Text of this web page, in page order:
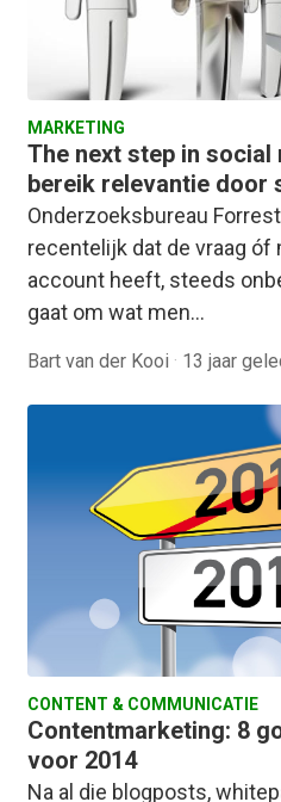
MARKETING
The next step in social
bereik relevantie door
Onderzoeksbureau
recentelijk dat de vraag óf
account heeft, steeds
gaat om wat men…
Bart van der Kooi · 13 jaar
CONTENT & COMMUNICATIE
Contentmarketing: 8
voor 2014
Na al die blogposts,